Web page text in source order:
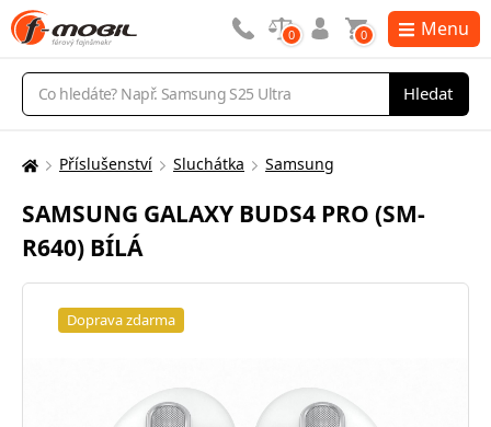
Vyhledávání
Hledat
0 0 Menu
Zde
nacházíte:
Příslušenství Sluchátka Samsung
SAMSUNG GALAXY BUDS4 PRO (SM-
R640) BÍLÁ
Doprava zdarma